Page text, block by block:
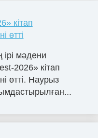
кітап
өтті
ірі мәдени
2026» кітап
өтті. Наурыз